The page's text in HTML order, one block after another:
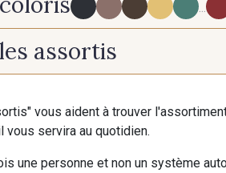
...
PROMO
106 - Shell
25 - Red
assortis
vous aident à trouver
vous servira au quotidien.
une personne et non un système